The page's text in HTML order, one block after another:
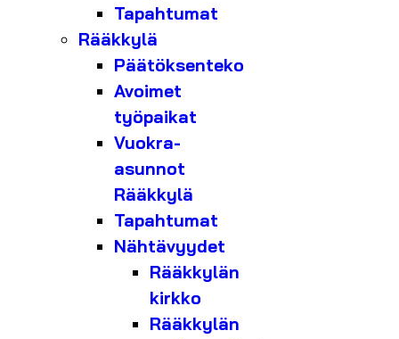
Tapahtumat
Rääkkylä
Päätöksenteko
Avoimet
työpaikat
Vuokra-
asunnot
Rääkkylä
Tapahtumat
Nähtävyydet
Rääkkylän
kirkko
Rääkkylän